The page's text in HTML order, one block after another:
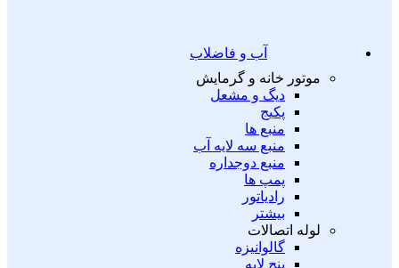
آب و فاضلاب
موتور خانه و گرمایش
دیگ و مشعل
پکیج
منبع ها
منبع سه لایه آب
منبع دوجداره
پمپ ها
رادیاتور
بیشتر
لوله اتصالات
گالوانیزه
پنج لایه